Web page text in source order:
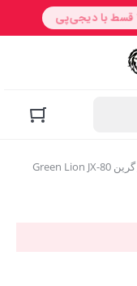
/ جامپ استارتر JX-80 گرین Green Lion JX-80